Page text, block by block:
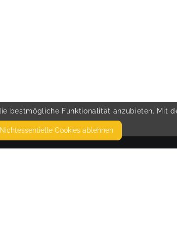
bestmögliche Funktionalität anzubieten. Mit
Nicht­essentielle Cookies ablehnen